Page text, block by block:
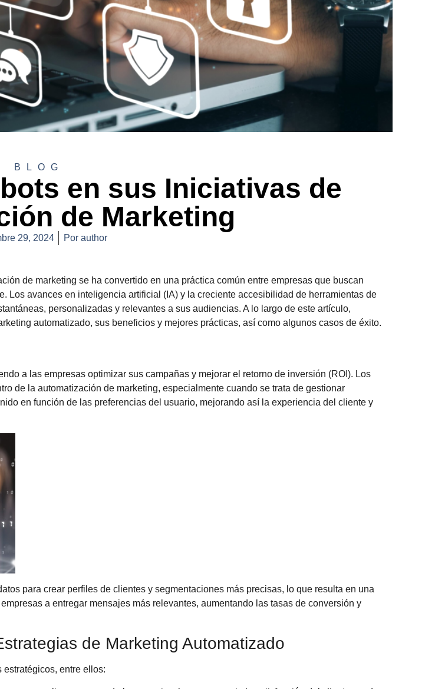
BLOG
en sus Iniciativas de
de Marketing
29, 2024 Porauthor
de marketing se ha convertido en una práctica común entre empresas que buscan
Los avances en inteligencia artificial (IA) y la creciente accesibilidad de herramientas de
personalizadas y relevantes a sus audiencias. A lo largo de este artículo,
automatizado, sus beneficios y mejores prácticas, así como algunos casos de éxito.
a las empresas optimizar sus campañas y mejorar el retorno de inversión (ROI). Los
de la automatización de marketing, especialmente cuando se trata de gestionar
en función de las preferencias del usuario, mejorando así la experiencia del cliente y
para crear perfiles de clientes y segmentaciones más precisas, lo que resulta en una
a entregar mensajes más relevantes, aumentando las tasas de conversión y
de Marketing Automatizado
estratégicos, entre ellos: